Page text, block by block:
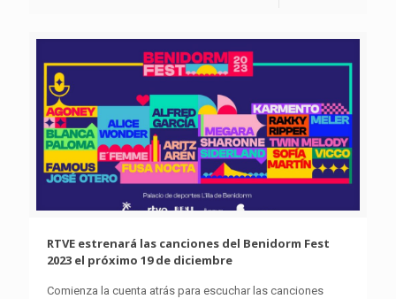
RTVE estrenará las canciones del Benidorm Fest
2023 el próximo 19 de diciembre
Comienza la cuenta atrás para escuchar las canciones